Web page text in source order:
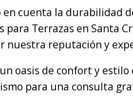
cuenta la durabilidad
Terrazas en Santa
nuestra reputación y
oasis de confort y estilo
para una consulta